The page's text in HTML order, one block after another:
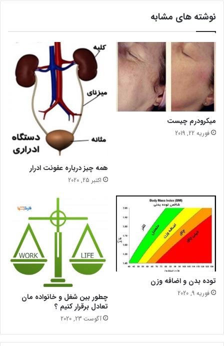
د
ر
ه
ه
3
ر
و
ش
نوشته های مشابه
میکرودرم چیست
فوریه 22, 2019
همه چیز درباره عفونت ادرار
اکتبر 25, 2020
توده بدن و اضافه وزن
فوریه 9, 2020
چطور بین شغل و خانواده مان
تعادل برقرار کنیم ؟
آگوست 23, 2020